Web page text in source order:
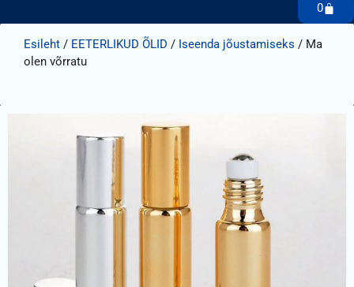
0
Esileht / EETERLIKUD ÕLID / Iseenda jõustamiseks / Ma
olen võrratu